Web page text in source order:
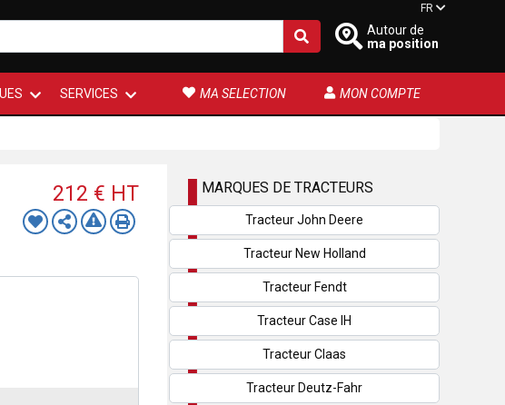
Autour de
ma position
FR
SERVICES MA SELECTION MON COMPTE
212 € HT MARQUES DE TRACTEURS
Tracteur John Deere
Tracteur New Holland
Tracteur Fendt
Tracteur Case IH
Tracteur Claas
Tracteur Deutz-Fahr